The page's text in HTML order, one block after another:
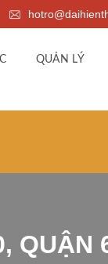
QUẢN LÝ
QUẬN